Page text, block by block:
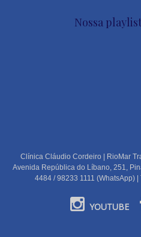
Nossa
Clínica Cláudio Cordeiro | RioMar
Avenida República do Líbano, 251,
4484 / 98233 1111 (WhatsApp)
YOUTUBE